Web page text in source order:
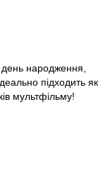
народження,
підходить як
мультфільму!